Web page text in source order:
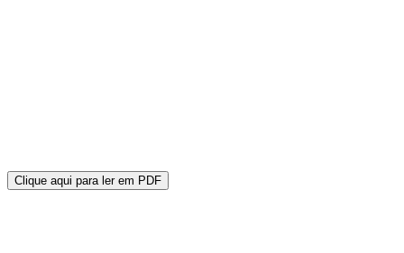
Clique aqui para ler em PDF